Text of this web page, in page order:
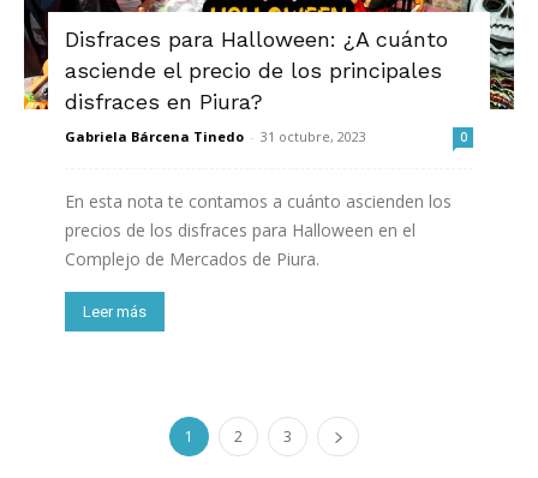
Disfraces para Halloween: ¿A cuánto
asciende el precio de los principales
disfraces en Piura?
Gabriela Bárcena Tinedo - 31 octubre, 2023 0
En esta nota te contamos a cuánto ascienden los
precios de los disfraces para Halloween en el
Complejo de Mercados de Piura.
Leer más
1 2 3